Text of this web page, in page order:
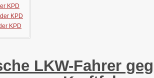
KPD
KPD
KPD
LKW-Fahrer